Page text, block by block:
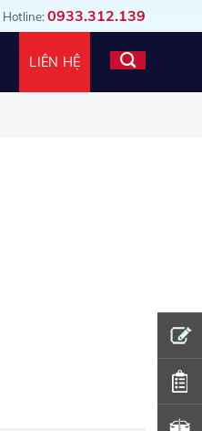
Hotline:0933.312.139
LIÊN HỆ